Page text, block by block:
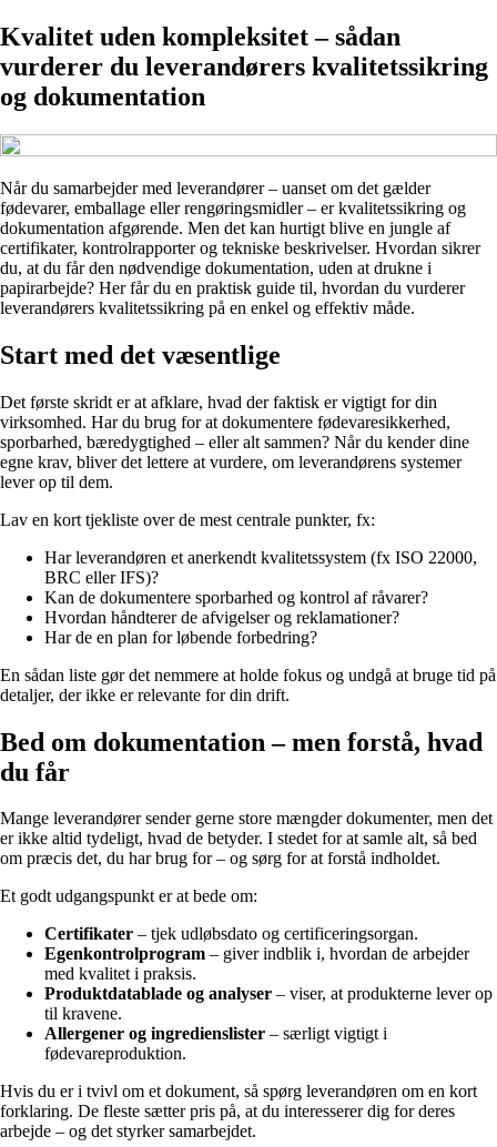
Kvalitet uden kompleksitet – sådan
vurderer du leverandørers kvalitetssikring
og dokumentation
Når du samarbejder med leverandører – uanset om det gælder
fødevarer, emballage eller rengøringsmidler – er kvalitetssikring og
dokumentation afgørende. Men det kan hurtigt blive en jungle af
certifikater, kontrolrapporter og tekniske beskrivelser. Hvordan sikrer
du, at du får den nødvendige dokumentation, uden at drukne i
papirarbejde? Her får du en praktisk guide til, hvordan du vurderer
leverandørers kvalitetssikring på en enkel og effektiv måde.
Start med det væsentlige
Det første skridt er at afklare, hvad der faktisk er vigtigt for din
virksomhed. Har du brug for at dokumentere fødevaresikkerhed,
sporbarhed, bæredygtighed – eller alt sammen? Når du kender dine
egne krav, bliver det lettere at vurdere, om leverandørens systemer
lever op til dem.
Lav en kort tjekliste over de mest centrale punkter, fx:
Har leverandøren et anerkendt kvalitetssystem (fx ISO 22000,
BRC eller IFS)?
Kan de dokumentere sporbarhed og kontrol af råvarer?
Hvordan håndterer de afvigelser og reklamationer?
Har de en plan for løbende forbedring?
En sådan liste gør det nemmere at holde fokus og undgå at bruge tid på
detaljer, der ikke er relevante for din drift.
Bed om dokumentation – men forstå, hvad
du får
Mange leverandører sender gerne store mængder dokumenter, men det
er ikke altid tydeligt, hvad de betyder. I stedet for at samle alt, så bed
om præcis det, du har brug for – og sørg for at forstå indholdet.
Et godt udgangspunkt er at bede om:
Certifikater – tjek udløbsdato og certificeringsorgan.
Egenkontrolprogram – giver indblik i, hvordan de arbejder
med kvalitet i praksis.
Produktdatablade og analyser – viser, at produkterne lever op
til kravene.
Allergener og ingredienslister – særligt vigtigt i
fødevareproduktion.
Hvis du er i tvivl om et dokument, så spørg leverandøren om en kort
forklaring. De fleste sætter pris på, at du interesserer dig for deres
arbejde – og det styrker samarbejdet.